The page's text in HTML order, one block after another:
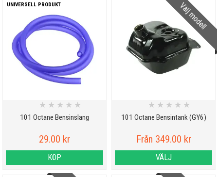
UNIVERSELL PRODUKT
101 Octane Bensinslang
★ ★ ★ ★ ★
29.00 kr
KÖP
Välj modell
101 Octane Bensintank (GY6)
★ ★ ★ ★ ★
Från 349.00 kr
VÄLJ